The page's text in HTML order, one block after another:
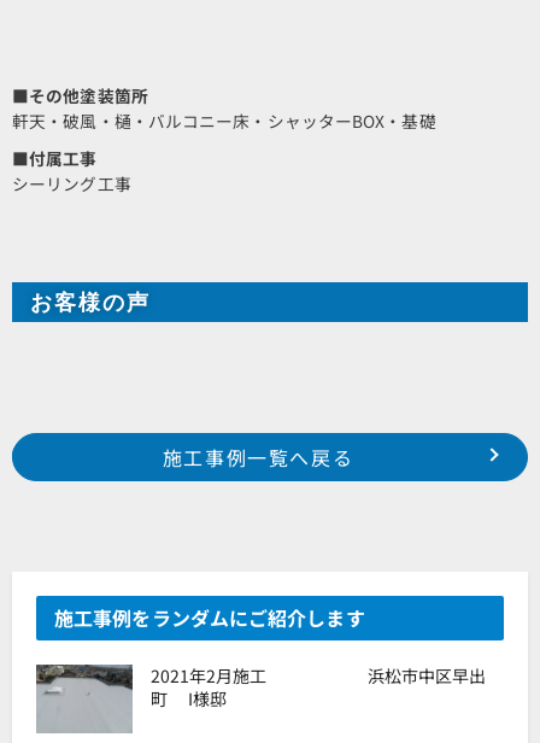
■その他塗装箇所
軒天・破風・樋・バルコニー床・シャッターBOX・基礎
■付属工事
シーリング工事
お客様の声
Prev 施工事例一覧へ戻る
施工事例をランダムにご紹介します
2021年2月施工 浜松市中区早出
町 I様邸